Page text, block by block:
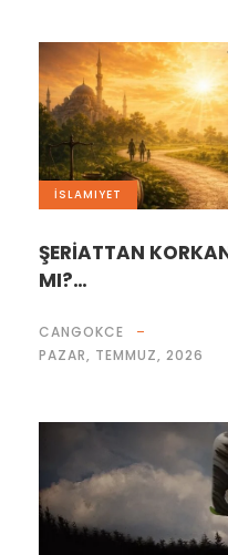
İSLAMIYET
ŞERİATTAN
MI?…
CANGOKCE
PAZAR, TEMMUZ, 2026